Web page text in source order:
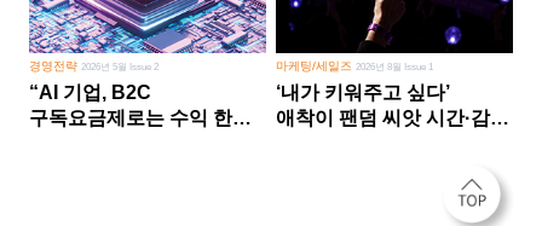
경영전략 2026년 5월 Issue 2
“AI 기업, B2C
구독요금제로는 수익 한계
마케팅/세일즈 2026년 8월 Issue 1
‘내가 키워주고 싶다’
애착이 팬덤 씨앗 시간·감정